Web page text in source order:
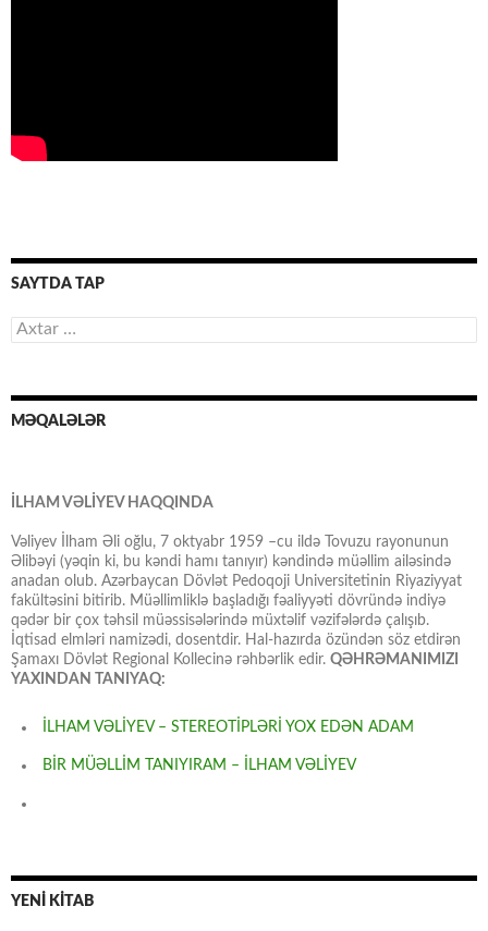
SAYTDA TAP
Axtarış:
MƏQALƏLƏR
İLHAM VƏLİYEV HAQQINDA
Vəliyev İlham Əli oğlu, 7 oktyabr 1959 –cu ildə Tovuzu rayonunun
Əlibəyi (yəqin ki, bu kəndi hamı tanıyır) kəndində müəllim ailəsində
anadan olub. Azərbaycan Dövlət Pedoqoji Universitetinin Riyaziyyat
fakültəsini bitirib. Müəllimliklə başladığı fəaliyyəti dövründə indiyə
qədər bir çox təhsil müəssisələrində müxtəlif vəzifələrdə çalışıb.
İqtisad elmləri namizədi, dosentdir. Hal-hazırda özündən söz etdirən
Şamaxı Dövlət Regional Kollecinə rəhbərlik edir. QƏHRƏMANIMIZI
YAXINDAN TANIYAQ:
İLHAM VƏLİYEV – STEREOTİPLƏRİ YOX EDƏN ADAM
BİR MÜƏLLİM TANIYIRAM – İLHAM VƏLİYEV
YENİ KİTAB